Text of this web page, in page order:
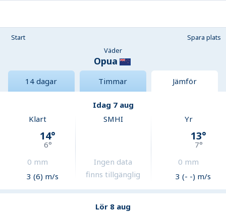
Start
Spara plats
Väder
Opua
14 dagar Timmar Jämför
Idag 7 aug
Klart
14°
6°
0 mm
3 (6) m/s
SMHI
Ingen data
finns tillgänglig
Yr
13°
7°
0 mm
3 (- -) m/s
Lör 8 aug